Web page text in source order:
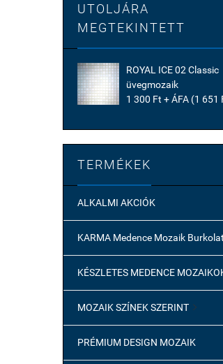
UTOLJÁRA
MEGTEKINTETT
ROYAL ICE 02 Classic
üvegmozaik
1 300 Ft + ÁFA (1 651
TERMÉKEK
ALKALMI AKCIÓK
KARMA Medence Mozaik
KÉSZLETES MEDENCE
MOZAIK SZÍNEK SZERINT 
PRÉMIUM DESIGN MOZAIK